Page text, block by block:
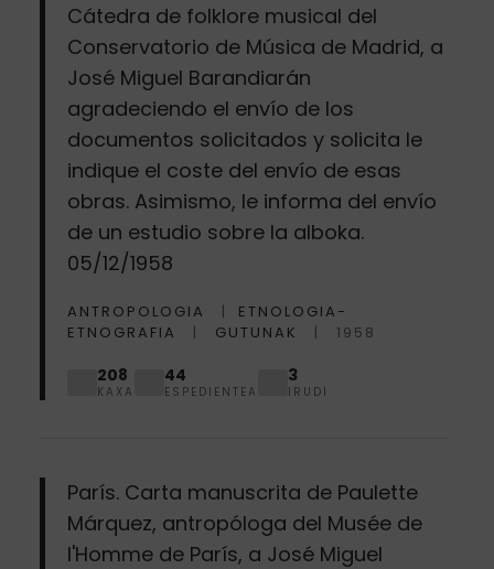
Cátedra de folklore musical del
Conservatorio de Música de Madrid, a
José Miguel Barandiarán
agradeciendo el envío de los
documentos solicitados y solicita le
indique el coste del envío de esas
obras. Asimismo, le informa del envío
de un estudio sobre la alboka.
05/12/1958
ANTROPOLOGIA
ETNOLOGIA-
ETNOGRAFIA
GUTUNAK 1958
208
KAXA
44
ESPEDIENTEA
3
IRUDI
París. Carta manuscrita de Paulette
Márquez, antropóloga del Musée de
l'Homme de París, a José Miguel